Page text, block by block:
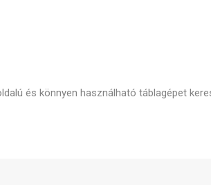
és könnyen használható táblagépet